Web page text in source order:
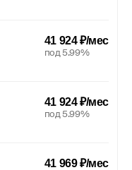
41 924 ₽/мес
под 5.99%
41 924 ₽/мес
под 5.99%
41 969 ₽/мес